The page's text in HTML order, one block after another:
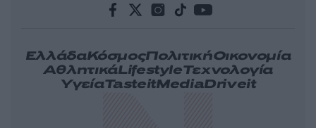
ΕλλάδαΚόσμοςΠολιτικήΟικονομία
ΑθλητικάLifestyleΤεχνολογία
ΥγείαTasteitMediaDriveit